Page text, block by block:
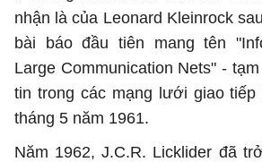
nhận là của Leonard Kleinrock
bài báo đầu tiên mang tên
Large Communication Nets" -
tin trong các mạng lưới giao
tháng 5 năm 1961.
Năm 1962, J.C.R. Licklider đã